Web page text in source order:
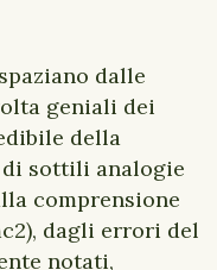
dalle
geniali dei
della
di sottili analogie
comprensione
dagli errori del
notati,